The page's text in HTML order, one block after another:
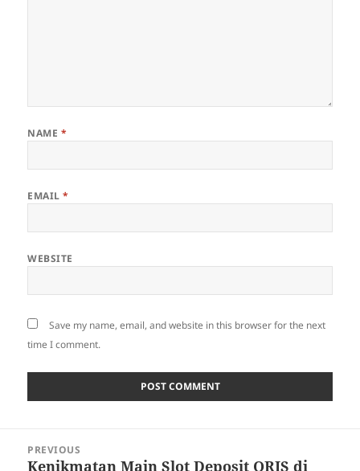
NAME *
EMAIL*
WEBSITE
Save my name, email, and website in this browser for the next
time I comment.
navigation
PREVIOUS
Previous
Kenikmatan Main Slot Deposit QRIS di